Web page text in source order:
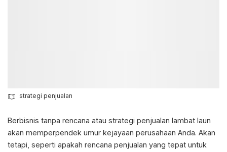
strategi penjualan
Berbisnis tanpa rencana atau strategi penjualan lambat laun
akan memperpendek umur kejayaan perusahaan Anda. Akan
tetapi, seperti apakah rencana penjualan yang tepat untuk